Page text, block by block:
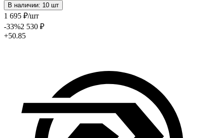
В наличии: 10 шт
1 695 ₽/шт
-33%2 530 ₽
+50.85